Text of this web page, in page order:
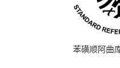
苯磺顺阿曲